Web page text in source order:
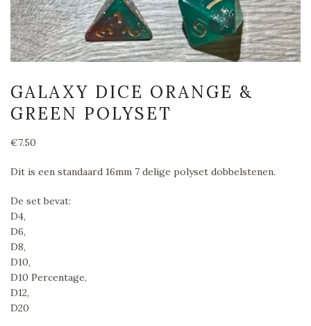
GALAXY DICE ORANGE &
GREEN POLYSET
€7.50
Dit is een standaard 16mm 7 delige polyset dobbelstenen.
De set bevat:
D4,
D6,
D8,
D10,
D10 Percentage,
D12,
D20